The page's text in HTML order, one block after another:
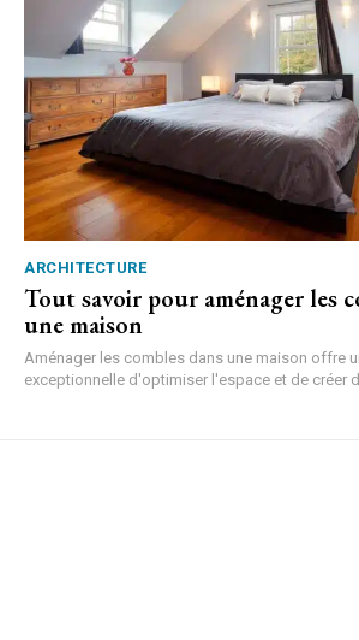
ARCHITECTURE
Tout savoir pour aménager les
une maison
Aménager les combles dans une maison offre
exceptionnelle d'optimiser l'espace et de créer